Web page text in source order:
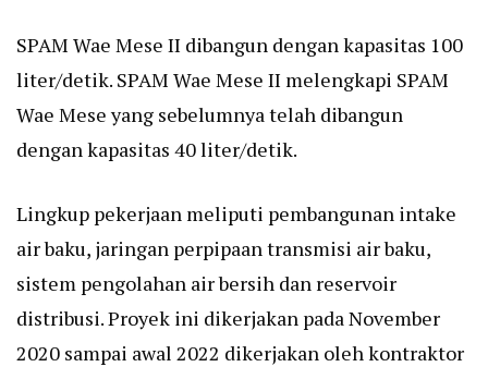
SPAM Wae Mese II dibangun dengan kapasitas 100
liter/detik. SPAM Wae Mese II melengkapi SPAM
Wae Mese yang sebelumnya telah dibangun
dengan kapasitas 40 liter/detik.
Lingkup pekerjaan meliputi pembangunan intake
air baku, jaringan perpipaan transmisi air baku,
sistem pengolahan air bersih dan reservoir
distribusi. Proyek ini dikerjakan pada November
2020 sampai awal 2022 dikerjakan oleh kontraktor